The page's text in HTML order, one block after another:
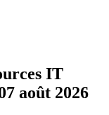
IT
août 2026